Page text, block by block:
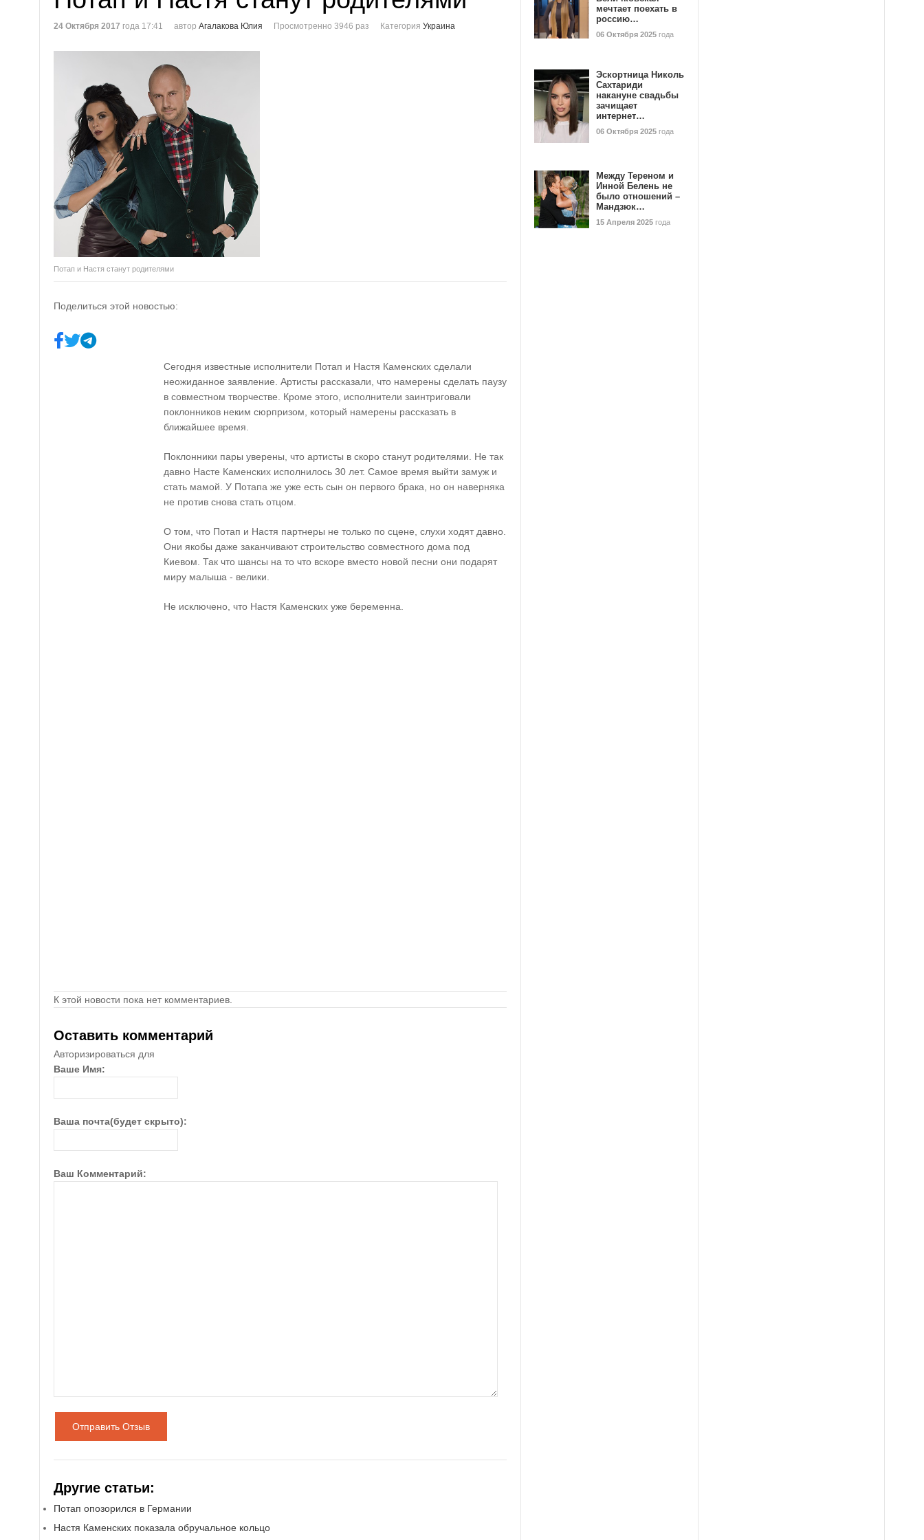
24 Октября 2017 года 17:41 автор Агалакова Юлия Просмотренно 3946 раз Категория Украина
Потап и Настя станут родителями
Поделиться этой новостью:
Сегодня известные исполнители Потап и Настя Каменских сделали
неожиданное заявление. Артисты рассказали, что намерены сделать паузу
в совместном творчестве. Кроме этого, исполнители заинтриговали
поклонников неким сюрпризом, который намерены рассказать в
ближайшее время.
Поклонники пары уверены, что артисты в скоро станут родителями. Не так
давно Насте Каменских исполнилось 30 лет. Самое время выйти замуж и
стать мамой. У Потапа же уже есть сын он первого брака, но он наверняка
не против снова стать отцом.
О том, что Потап и Настя партнеры не только по сцене, слухи ходят давно.
Они якобы даже заканчивают строительство совместного дома под
Киевом. Так что шансы на то что вскоре вместо новой песни они подарят
миру малыша - велики.
Не исключено, что Настя Каменских уже беременна.
К этой новости пока нет комментариев.
Оставить комментарий
Авторизироваться для
Ваше Имя:
Ваша почта(будет скрыто):
Ваш Комментарий:
Отправить Отзыв
Другие статьи:
Потап опозорился в Германии
Настя Каменских показала обручальное кольцо
мечтает поехать в
россию…
06 Октября 2025 года
Эскортница Николь
Сахтариди
накануне свадьбы
зачищает
интернет…
06 Октября 2025 года
Между Тереном и
Инной Белень не
было отношений –
Мандзюк…
15 Апреля 2025 года